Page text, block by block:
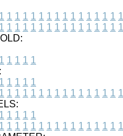
1 1 1 1 1 1 1 1 1 1 1 1 1 1 1 1
1 1 1 1 1 1 1 1 1 1 1 1 1 1 1 1
1 1 1 1 1
1 1 1 1 1
1 1 1 1 1 1 1 1 1 1 1 1 1 1 1 1
1 1 1 1 1
1 1 1 1 1 1 1 1 1 1 1 1 1 1 1 1